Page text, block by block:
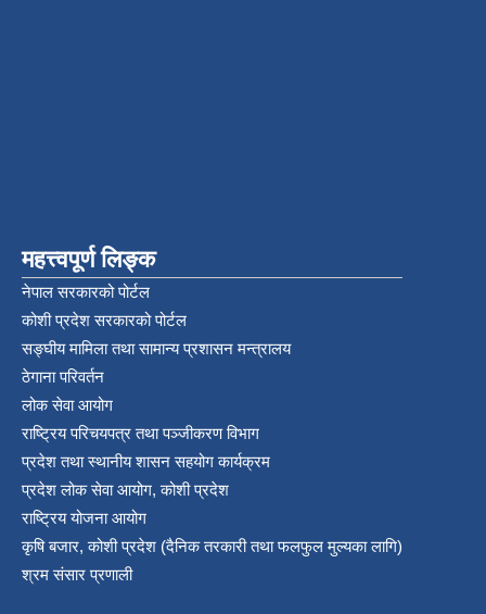
महत्त्वपूर्ण लिङ्क
नेपाल सरकारको पोर्टल
कोशी प्रदेश सरकारको पोर्टल
सङ्‍घीय मामिला तथा सामान्य प्रशासन मन्त्रालय
ठेगाना परिवर्तन
लोक सेवा आयोग
राष्ट्रिय परिचयपत्र तथा पञ्‍जीकरण विभाग
प्रदेश तथा स्थानीय शासन सहयोग कार्यक्रम
प्रदेश लोक सेवा आयोग, कोशी प्रदेश
राष्ट्रिय योजना आयोग
कृषि बजार, कोशी प्रदेश (दैनिक तरकारी तथा फलफुल मुल्यका लागि)
श्रम संसार प्रणाली